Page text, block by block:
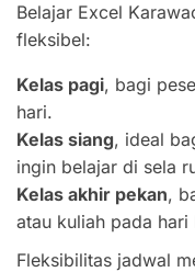
Belajar Excel
fleksibel:
Kelas pagi, bagi
hari.
Kelas siang, ideal
ingin belajar di sela
Kelas akhir pekan,
atau kuliah pada hari
Fleksibilitas jadwal